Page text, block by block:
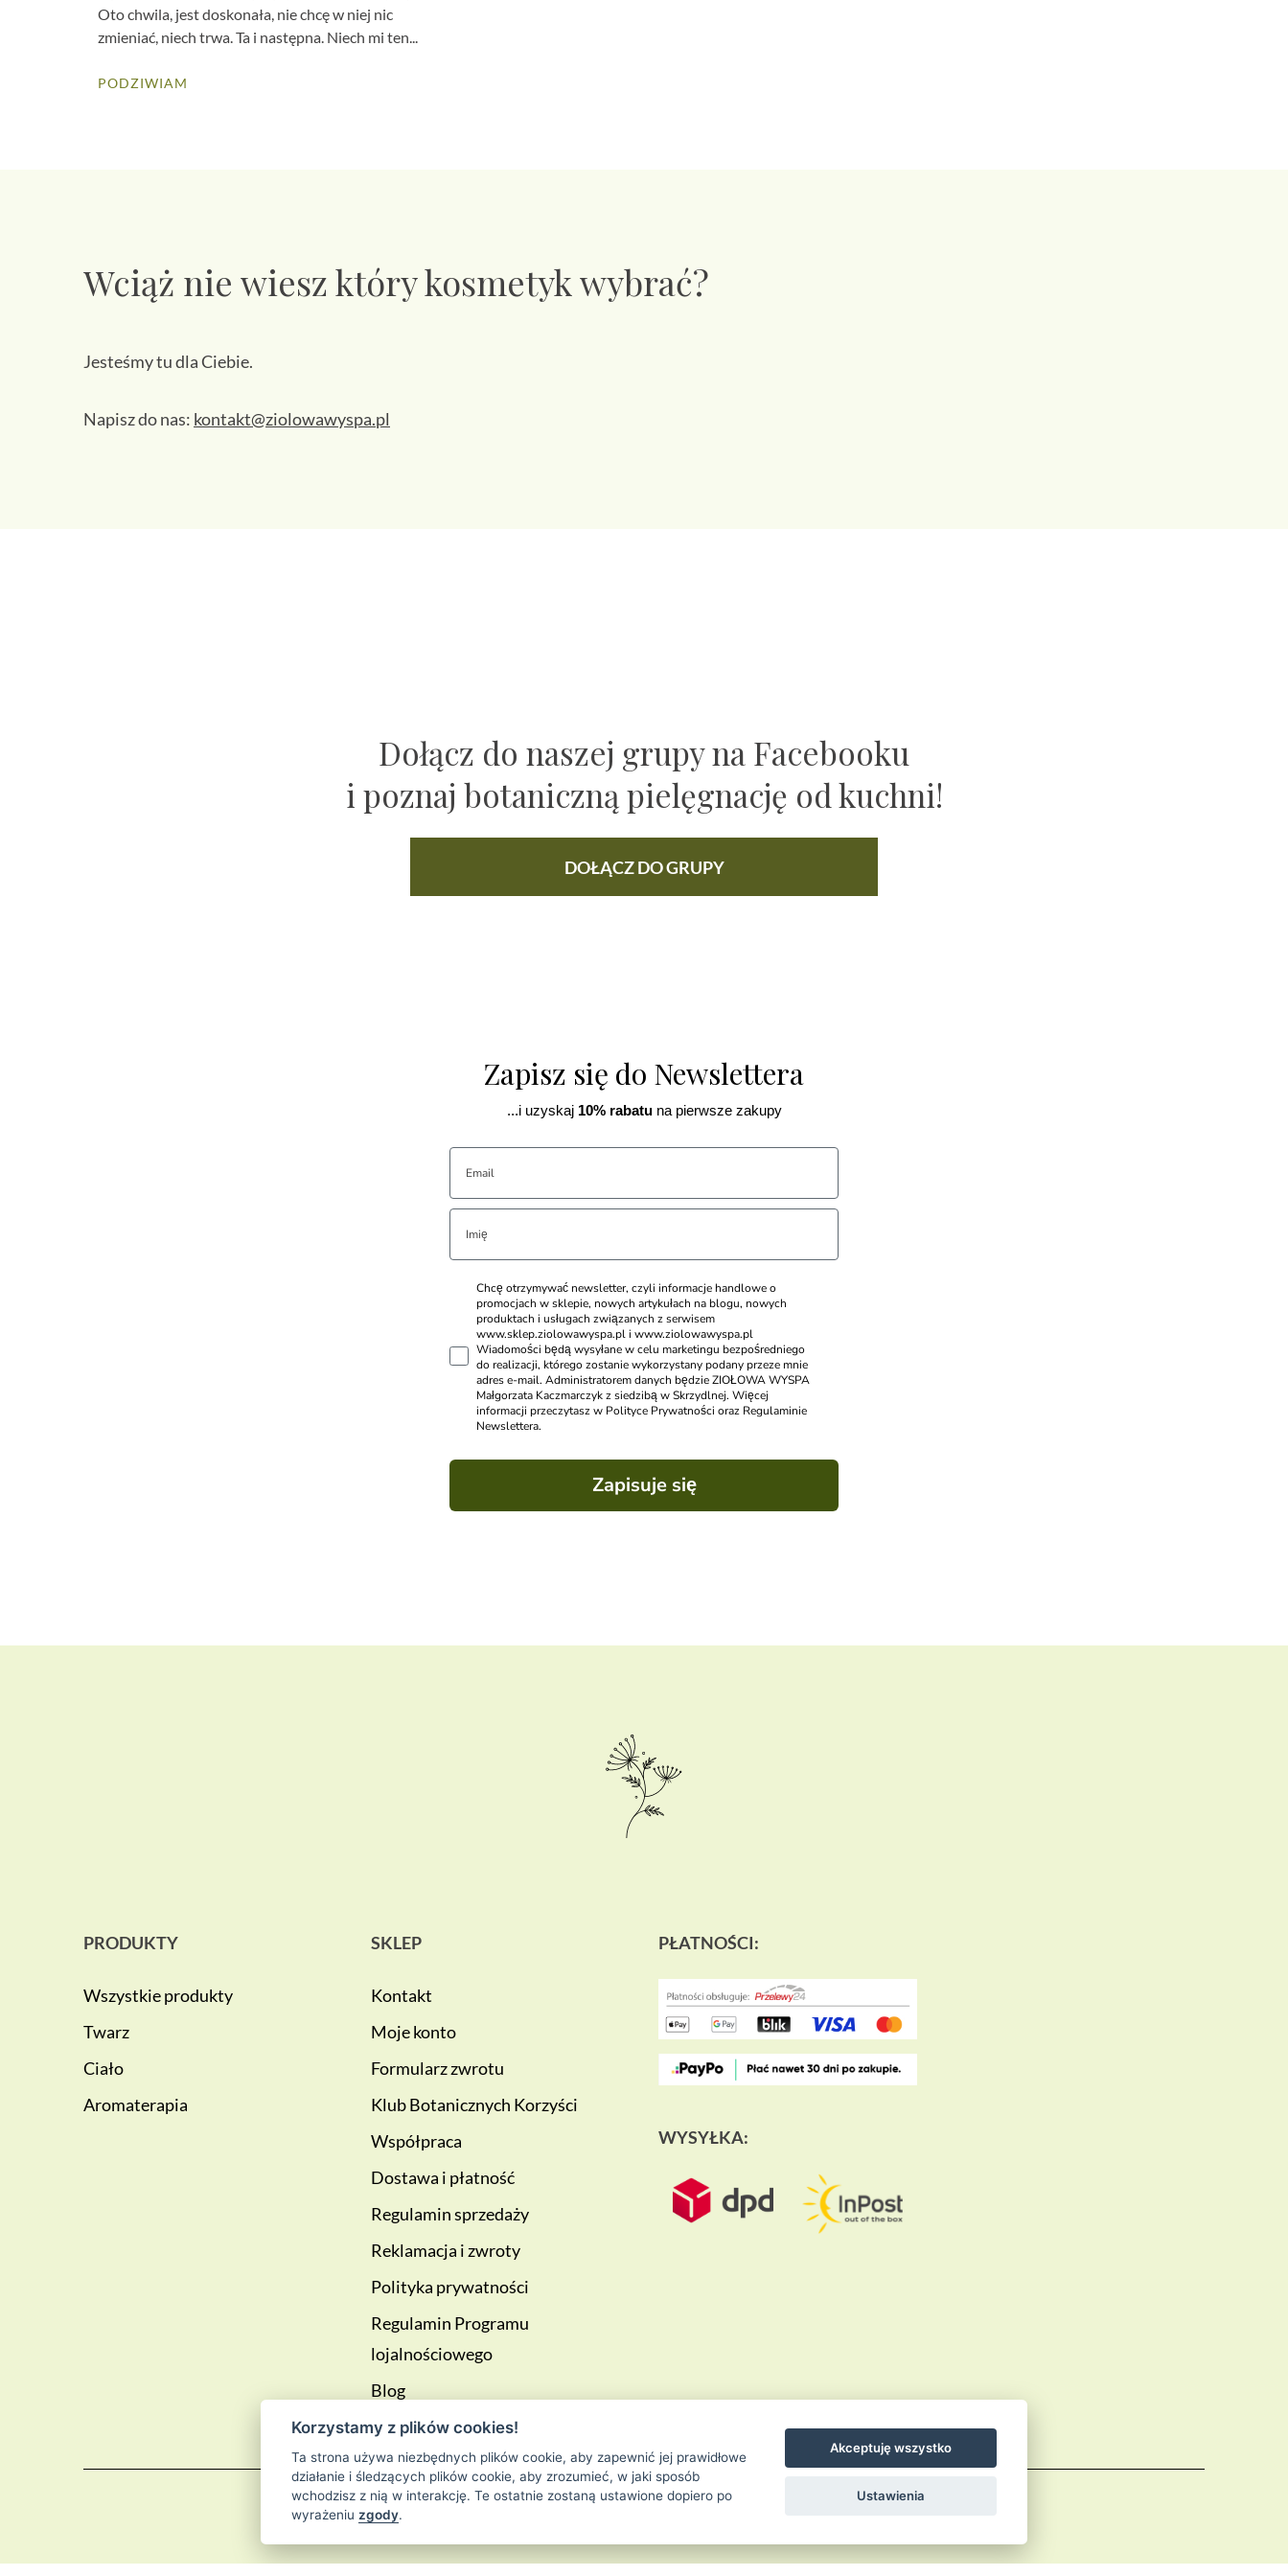
Oto chwila, jest doskonała, nie chcę w niej nic
zmieniać, niech trwa. Ta i następna. Niech mi ten...
PODZIWIAM
Wciąż nie wiesz który kosmetyk wybrać?
Jesteśmy tu dla Ciebie.
Napisz do nas: kontakt@ziolowawyspa.pl
Dołącz do naszej grupy na Facebooku
i poznaj botaniczną pielęgnację od kuchni!
DOŁĄCZ DO GRUPY
Zapisz się do Newslettera
...i uzyskaj10% rabatuna pierwsze zakupy
Chcę otrzymywać newsletter, czyli informacje handlowe o
promocjach w sklepie, nowych artykułach na blogu, nowych
produktach i usługach związanych z serwisem
www.sklep.ziolowawyspa.pl i www.ziolowawyspa.pl
Wiadomości będą wysyłane w celu marketingu bezpośredniego
do realizacji, którego zostanie wykorzystany podany przeze mnie
adres e-mail. Administratorem danych będzie ZIOŁOWA WYSPA
Małgorzata Kaczmarczyk z siedzibą w Skrzydlnej. Więcej
informacji przeczytasz w Polityce Prywatności oraz Regulaminie
Newslettera.
Zapisuje się
PRODUKTY
Wszystkie produkty
Twarz
Ciało
Aromaterapia
SKLEP
Kontakt
Moje konto
Formularz zwrotu
Klub Botanicznych Korzyści
Współpraca
Dostawa i płatność
Regulamin sprzedaży
Reklamacja i zwroty
Polityka prywatności
Regulamin Programu
lojalnościowego
Blog
PŁATNOŚCI:
WYSYŁKA:
© 2026Sklep Ziołowa Wyspa
Korzystamy z plików cookies!
Ta strona używa niezbędnych plików cookie, aby zapewnić jej prawidłowe
działanie i śledzących plików cookie, aby zrozumieć, w jaki sposób
wchodzisz z nią w interakcję. Te ostatnie zostaną ustawione dopiero po
wyrażeniu zgody.
Akceptuję wszystko
Ustawienia